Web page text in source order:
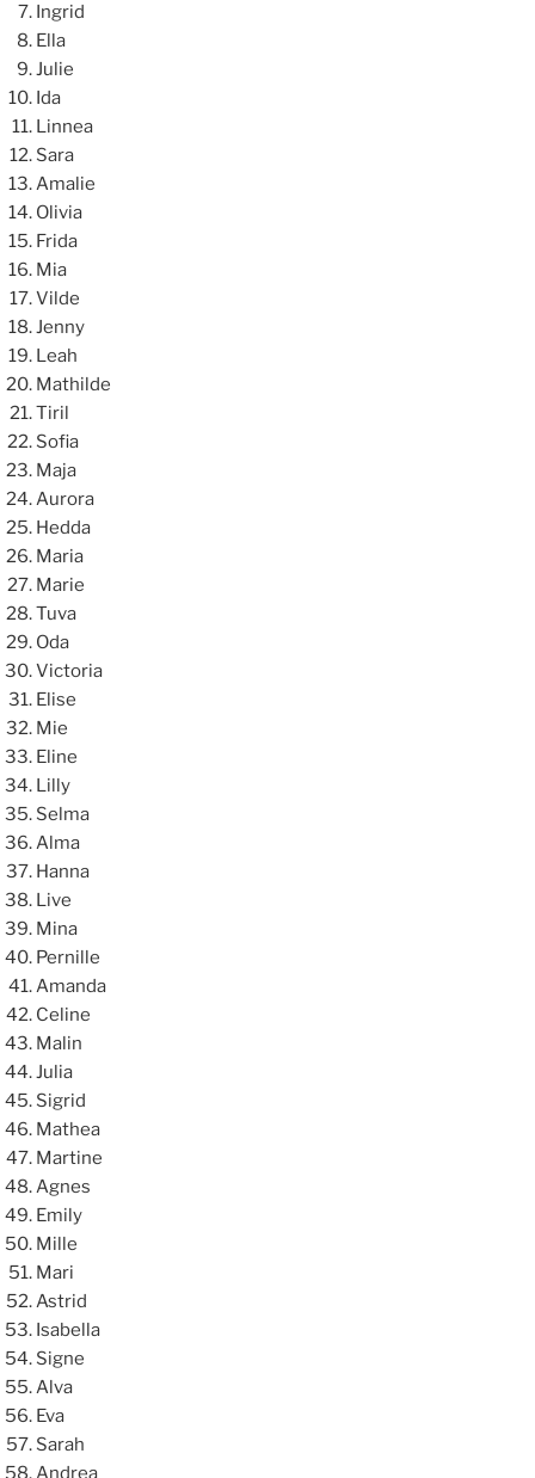
Ingrid
Ella
Julie
Ida
Linnea
Sara
Amalie
Olivia
Frida
Mia
Vilde
Jenny
Leah
Mathilde
Tiril
Sofia
Maja
Aurora
Hedda
Maria
Marie
Tuva
Oda
Victoria
Elise
Mie
Eline
Lilly
Selma
Alma
Hanna
Live
Mina
Pernille
Amanda
Celine
Malin
Julia
Sigrid
Mathea
Martine
Agnes
Emily
Mille
Mari
Astrid
Isabella
Signe
Alva
Eva
Sarah
Andrea